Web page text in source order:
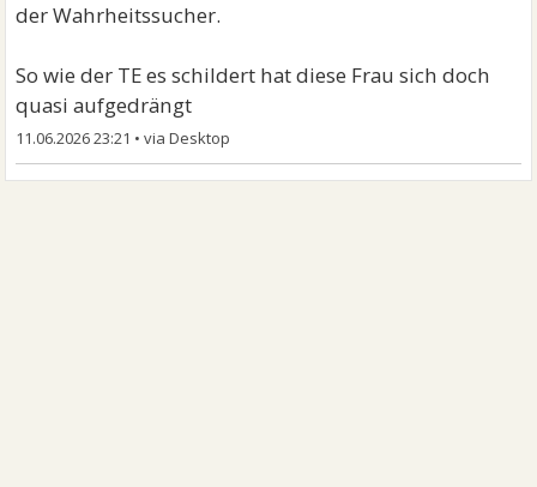
der Wahrheitssucher.
So wie der TE es schildert hat diese Frau sich doch
quasi aufgedrängt
11.06.2026 23:21 •